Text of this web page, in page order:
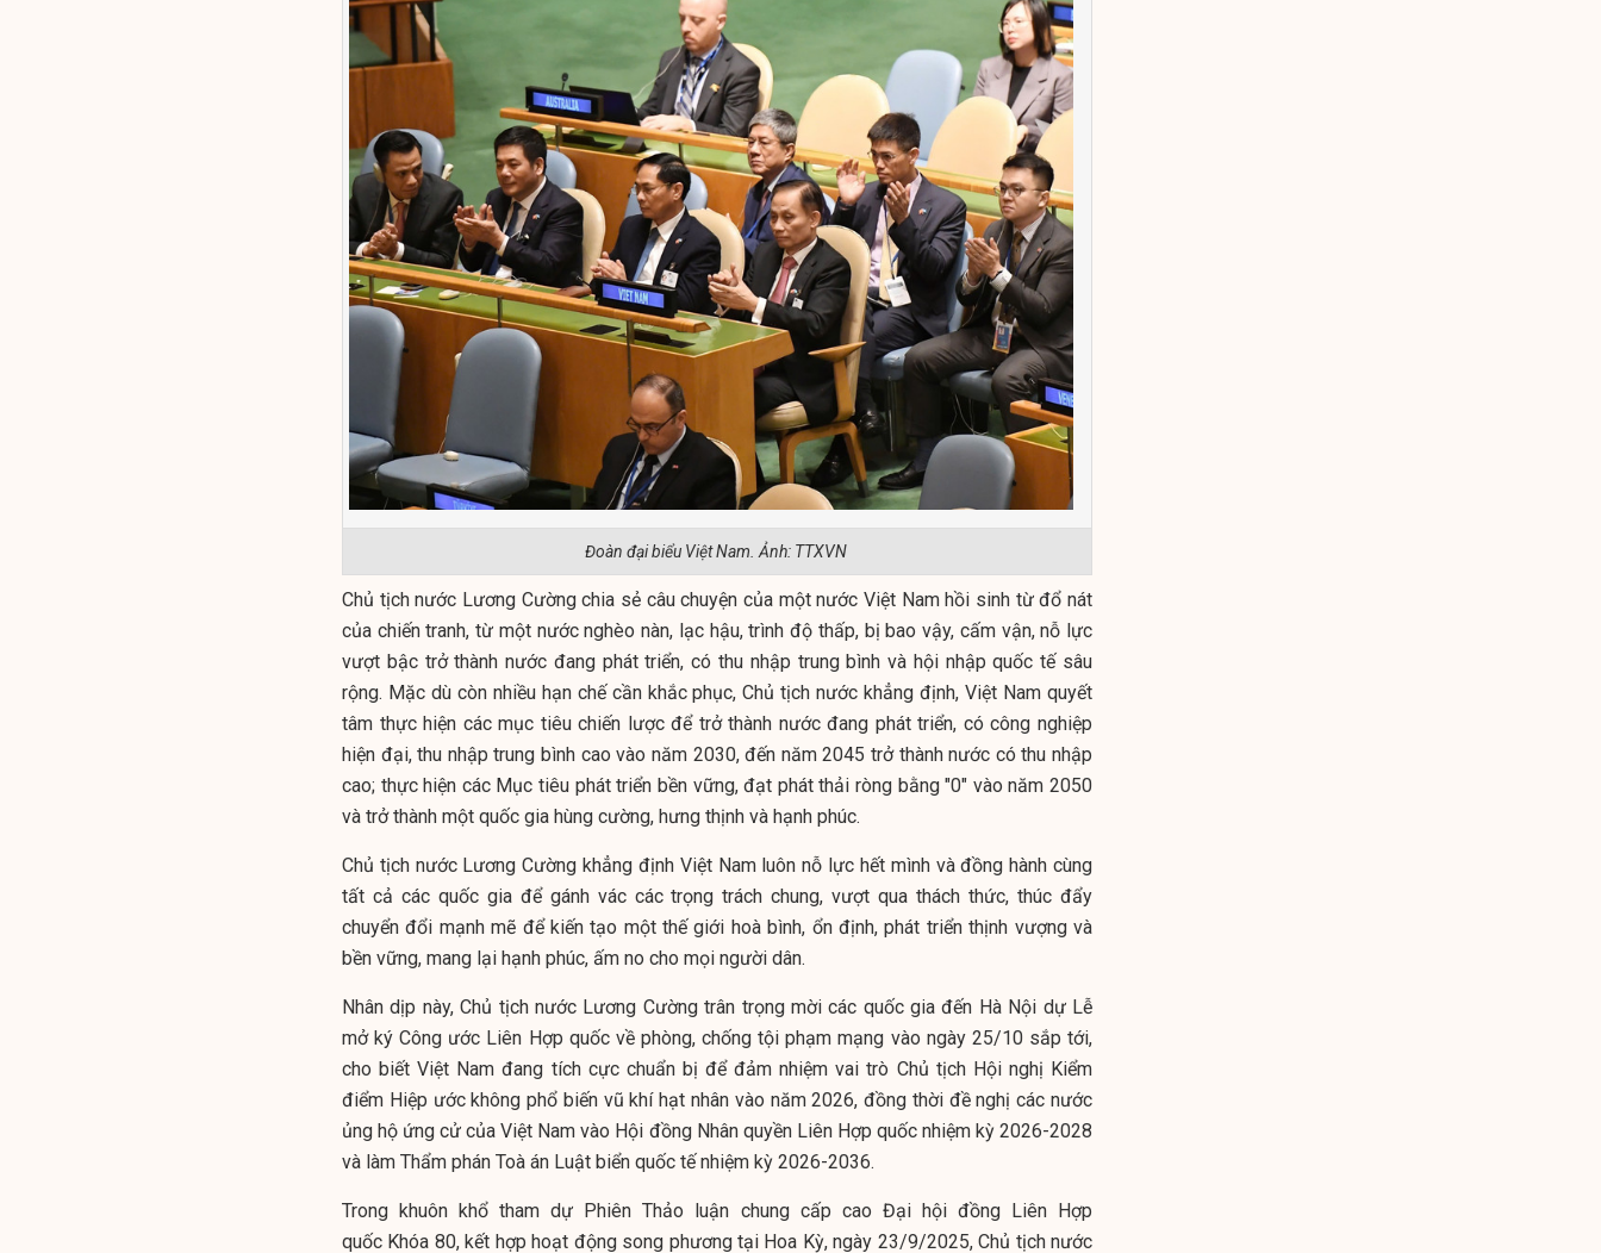
Đoàn đại biểu Việt Nam. Ảnh: TTXVN
Chủ tịch nước Lương Cường chia sẻ câu chuyện của một nước Việt Nam hồi sinh từ đổ nát
của chiến tranh, từ một nước nghèo nàn, lạc hậu, trình độ thấp, bị bao vậy, cấm vận, nỗ lực
vượt bậc trở thành nước đang phát triển, có thu nhập trung bình và hội nhập quốc tế sâu
rộng. Mặc dù còn nhiều hạn chế cần khắc phục, Chủ tịch nước khẳng định, Việt Nam quyết
tâm thực hiện các mục tiêu chiến lược để trở thành nước đang phát triển, có công nghiệp
hiện đại, thu nhập trung bình cao vào năm 2030, đến năm 2045 trở thành nước có thu nhập
cao; thực hiện các Mục tiêu phát triển bền vững, đạt phát thải ròng bằng "0" vào năm 2050
và trở thành một quốc gia hùng cường, hưng thịnh và hạnh phúc.
Chủ tịch nước Lương Cường khẳng định Việt Nam luôn nỗ lực hết mình và đồng hành cùng
tất cả các quốc gia để gánh vác các trọng trách chung, vượt qua thách thức, thúc đẩy
chuyển đổi mạnh mẽ để kiến tạo một thế giới hoà bình, ổn định, phát triển thịnh vượng và
bền vững, mang lại hạnh phúc, ấm no cho mọi người dân.
Nhân dịp này, Chủ tịch nước Lương Cường trân trọng mời các quốc gia đến Hà Nội dự Lễ
mở ký Công ước Liên Hợp quốc về phòng, chống tội phạm mạng vào ngày 25/10 sắp tới,
cho biết Việt Nam đang tích cực chuẩn bị để đảm nhiệm vai trò Chủ tịch Hội nghị Kiểm
điểm Hiệp ước không phổ biến vũ khí hạt nhân vào năm 2026, đồng thời đề nghị các nước
ủng hộ ứng cử của Việt Nam vào Hội đồng Nhân quyền Liên Hợp quốc nhiệm kỳ 2026-2028
và làm Thẩm phán Toà án Luật biển quốc tế nhiệm kỳ 2026-2036.
Trong khuôn khổ tham dự Phiên Thảo luận chung cấp cao Đại hội đồng Liên Hợp
quốc Khóa 80, kết hợp hoạt động song phương tại Hoa Kỳ, ngày 23/9/2025, Chủ tịch nước